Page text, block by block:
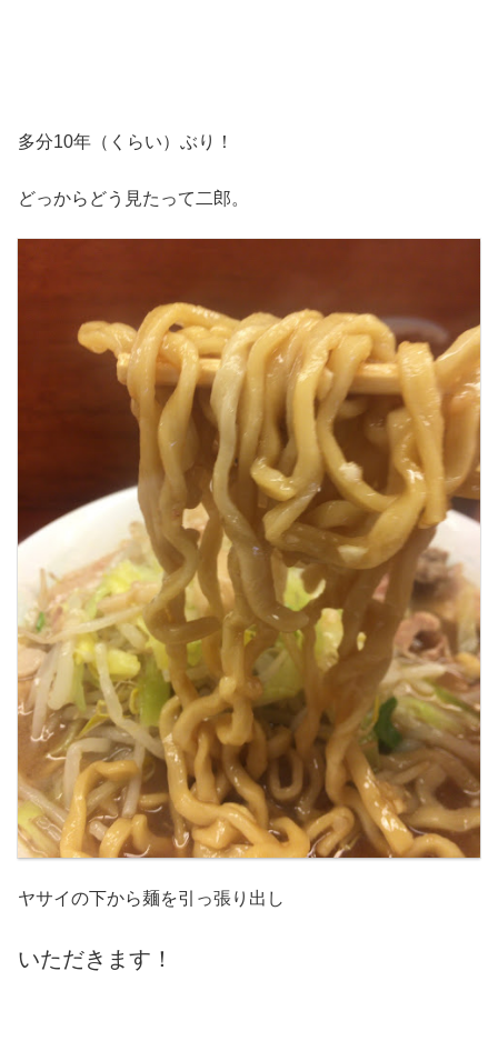
多分10年（くらい）ぶり！
どっからどう見たって二郎。
ヤサイの下から麺を引っ張り出し
いただきます！